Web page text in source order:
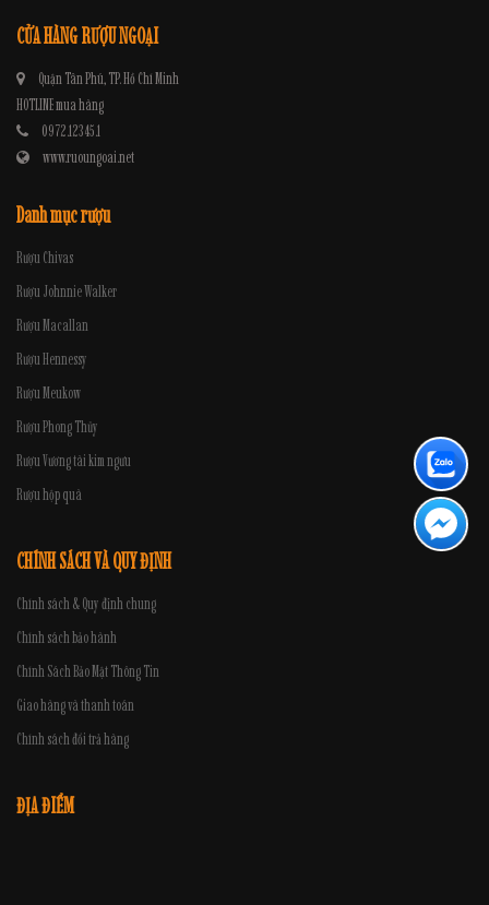
CỬA HÀNG RƯỢU NGOẠI
Quận Tân Phú, TP. Hồ Chí Minh
HOTLINE mua hàng
0972.12345.1
www.ruoungoai.net
Danh mục rượu
Rượu Chivas
Rượu Johnnie Walker
Rượu Macallan
Rượu Hennessy
Rượu Meukow
Rượu Phong Thủy
Rượu Vương tài kim ngưu
Rượu hộp quà
CHÍNH SÁCH VÀ QUY ĐỊNH
Chính sách & Quy định chung
Chính sách bảo hành
Chính Sách Bảo Mật Thông Tin
Giao hàng và thanh toán
Chính sách đổi trả hàng
ĐỊA ĐIỂM